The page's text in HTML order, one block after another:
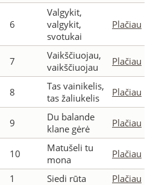
6
Valgykit,
valgykit,
svotukai
Plačiau
7
Vaikščiuojau,
vaikščiuojau
Plačiau
8
Tas vainikelis,
tas žaliukelis
Plačiau
9
Du balande
klane gėrė
Plačiau
10
Matušeli tu
mona
Plačiau
1 Siedi rūta Plačiau